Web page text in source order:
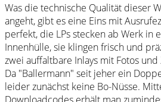
Was die technische Qualität dieser
angeht, gibt es eine Eins mit
perfekt, die LPs stecken ab Werk in
Innenhülle, sie klingen frisch und
zwei auffaltbare Inlays mit Fotos
Da "Ballermann" seit jeher ein
leider zunächst keine Bo-Nüsse.
Downloadcodes erhält man